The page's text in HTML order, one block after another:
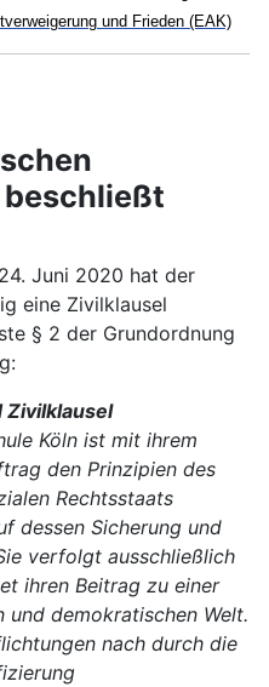
und Frieden (EAK)
beschließt
Juni 2020 hat der
eine Zivilklausel
§ 2 der Grundordnung
Zivilklausel
Köln ist mit ihrem
den Prinzipien des
Rechtsstaats
dessen Sicherung und
verfolgt ausschließlich
ihren Beitrag zu einer
und demokratischen Welt.
nach durch die